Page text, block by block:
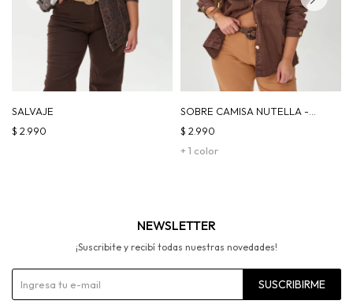
SALVAJE
$ 2.990
SOBRE CAMISA NUTELLA -
CHOCOLATE
+ 1 color
$ 2.990
NEWSLETTER
¡Suscribite y recibí todas nuestras novedades!
SUSCRIBIRME